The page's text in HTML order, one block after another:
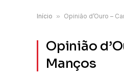
Início » Opinião d’Ouro –
Opinião
Manços